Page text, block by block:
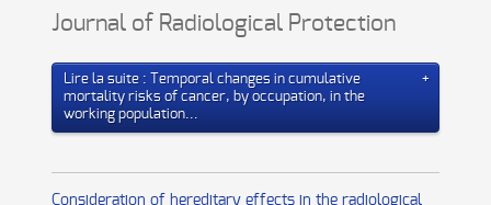
Journal of Radiological Protection
Lire la suite : Temporal changes in cumulative
mortality risks of cancer, by occupation, in the
working population...
Consideration of hereditary effects in the radiological